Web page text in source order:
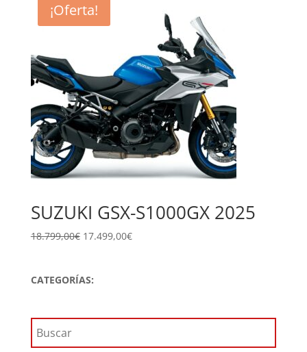
¡Oferta!
SUZUKI GSX-S1000GX 2025
18.799,00€ El
era:
17.499,00€El
CATEGORÍAS: